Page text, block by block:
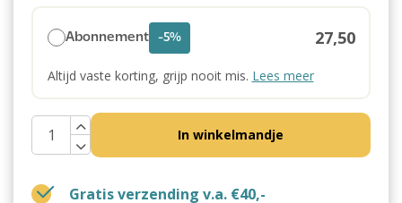
Abonnement -5% 27,50
Altijd vaste korting, grijp nooit mis. Lees meer
In winkelmandje
Gratis verzending v.a. €40,-